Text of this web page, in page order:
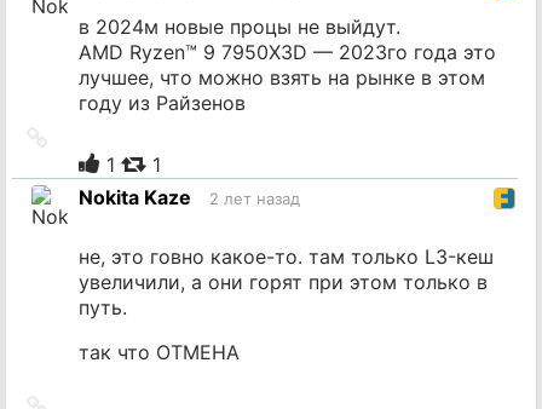
в 2024м новые процы не выйдут.
AMD Ryzen™ 9 7950X3D — 2023го года это
лучшее, что можно взять на рынке в этом
году из Райзенов
источник
1
1
Nokita Kaze
2 лет назад
не, это говно какое-то. там только L3-кеш
увеличили, а они горят при этом только в
путь.
так что ОТМЕНА